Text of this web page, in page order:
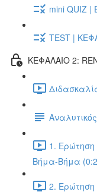
mini QUIZ |
TEST |
ΚΕΦΑΛΑΙΟ 2:
1. Ερώτηση
Βήμα-Βήμα
2. Ερώτηση